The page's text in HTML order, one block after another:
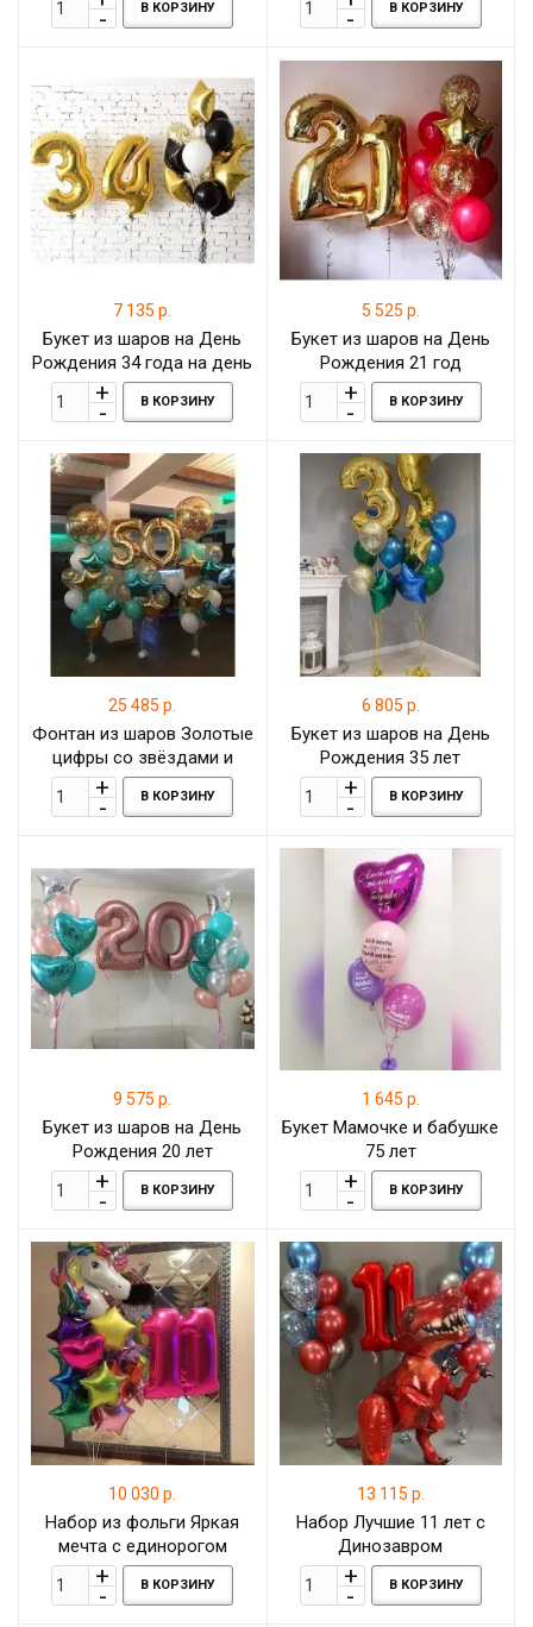
В КОРЗИНУ В КОРЗИНУ
7 135 р.
Букет из шаров на День
Рождения 34 года на день
рождения
В КОРЗИНУ
5 525 р.
Букет из шаров на День
Рождения 21 год
В КОРЗИНУ
25 485 р.
Фонтан из шаров Золотые
цифры со звёздами и
большими шарами в
бирюзово-золотых тонах
В КОРЗИНУ
6 805 р.
Букет из шаров на День
Рождения 35 лет
В КОРЗИНУ
9 575 р.
Букет из шаров на День
Рождения 20 лет
В КОРЗИНУ
1 645 р.
Букет Мамочке и бабушке
75 лет
В КОРЗИНУ
10 030 р.
Набор из фольги Яркая
мечта с единорогом
В КОРЗИНУ
13 115 р.
Набор Лучшие 11 лет с
Динозавром
В КОРЗИНУ